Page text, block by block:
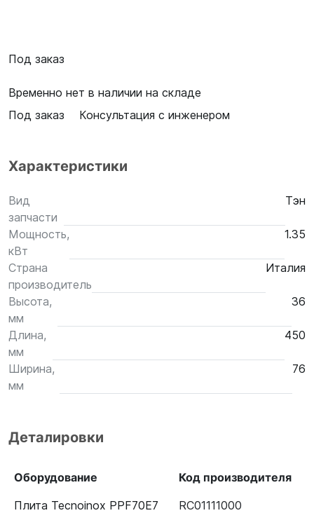
Под заказ
Временно нет в наличии на складе
Под заказ
Консультация с инженером
Характеристики
Вид
запчасти
Тэн
Мощность,
кВт
1.35
Страна
производитель
Италия
Высота,
мм
36
Длина,
мм
450
Ширина,
мм
76
Деталировки
Оборудование
Код производителя
Плита Tecnoinox PPF70E7
RC01111000